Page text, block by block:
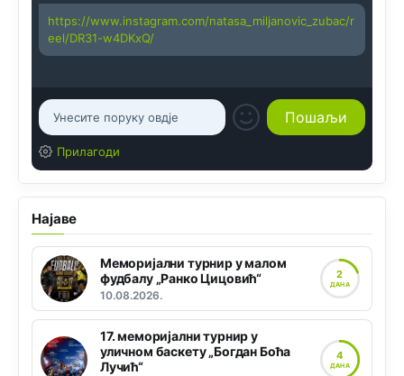
https://www.instagram.com/natasa_miljanovic_zubac/r
eel/DR31-w4DKxQ/
Прилагоди
Најаве
Меморијални турнир у малом
фудбалу „Ранко Цицовић“
10.08.2026.
2
ДАНА
17. меморијални турнир у
уличном баскету „Богдан Боћа
Лучић“
4
ДАНА